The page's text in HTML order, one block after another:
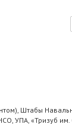
Штабы
УПА, «Тризуб